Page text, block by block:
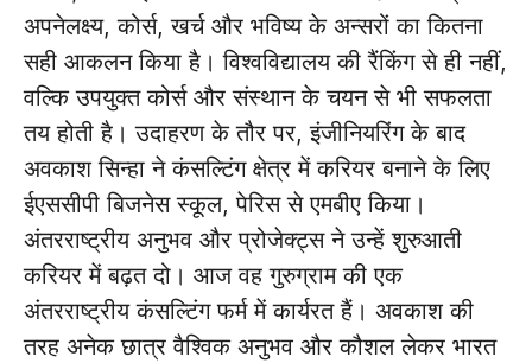
अपनेलक्ष्य, कोर्स, खर्च और भविष्य के अन्सरों का कितना
सही आकलन किया है। विश्वविद्यालय की रैंकिंग से ही नहीं,
वल्कि उपयुक्त कोर्स और संस्थान के चयन से भी सफलता
तय होती है। उदाहरण के तौर पर, इंजीनियरिंग के बाद
अवकाश सिन्हा ने कंसल्टिंग क्षेत्र में करियर बनाने के लिए
ईएससीपी बिजनेस स्कूल, पेरिस से एमबीए किया।
अंतरराष्ट्रीय अनुभव और प्रोजेक्ट्स ने उन्हें शुरुआती
करियर में बढ़त दो। आज वह गुरुग्राम की एक
अंतरराष्ट्रीय कंसल्टिंग फर्म में कार्यरत हैं। अवकाश की
तरह अनेक छात्र वैश्विक अनुभव और कौशल लेकर भारत